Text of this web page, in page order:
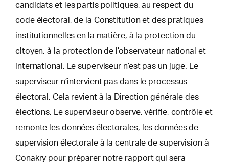
candidats et les partis politiques, au respect du
code électoral, de la Constitution et des pratiques
institutionnelles en la matière, à la protection du
citoyen, à la protection de l’observateur national et
international. Le superviseur n’est pas un juge. Le
superviseur n’intervient pas dans le processus
électoral. Cela revient à la Direction générale des
élections. Le superviseur observe, vérifie, contrôle et
remonte les données électorales, les données de
supervision électorale à la centrale de supervision à
Conakry pour préparer notre rapport qui sera